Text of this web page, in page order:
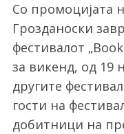
Со промоцијата
Грозданоски
фестивалот
за викенд, од 19
другите
гости на
добитници на